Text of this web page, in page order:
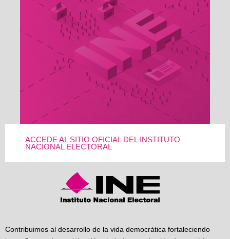
ACCEDE AL SITIO OFICIAL DEL INSTITUTO
NACIONAL ELECTORAL
Contribuimos al desarrollo de la vida democrática fortaleciendo